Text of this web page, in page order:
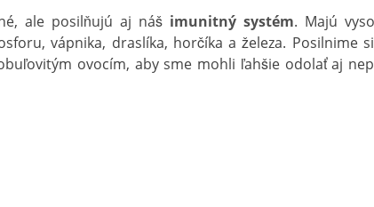
ale posilňujú aj náš imunitný systém. Majú
vápnika, draslíka, horčíka a železa. Posilnime
ovocím, aby sme mohli ľahšie odolať aj